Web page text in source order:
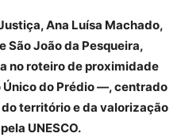
Ana Luísa Machado,
São João da Pesqueira,
no roteiro de proximidade
do Prédio —, centrado
território e da valorização
UNESCO.